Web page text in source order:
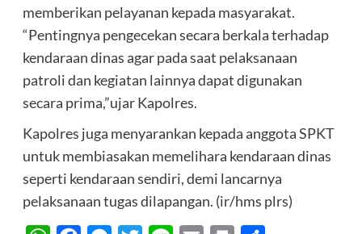
memberikan pelayanan kepada masyarakat.
“Pentingnya pengecekan secara berkala terhadap
kendaraan dinas agar pada saat pelaksanaan
patroli dan kegiatan lainnya dapat digunakan
secara prima,”ujar Kapolres.
Kapolres juga menyarankan kepada anggota SPKT
untuk membiasakan memelihara kendaraan dinas
seperti kendaraan sendiri, demi lancarnya
pelaksanaan tugas dilapangan. (ir/hms plrs)